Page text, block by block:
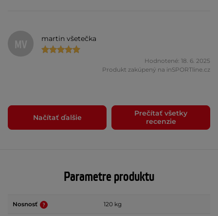
MV martin všetečka
Hodnotené: 18. 6. 2025
Produkt zakúpený na inSPORTline.cz
Načítať ďalšie
Prečítať všetky
recenzie
Parametre produktu
Nosnosť 120 kg